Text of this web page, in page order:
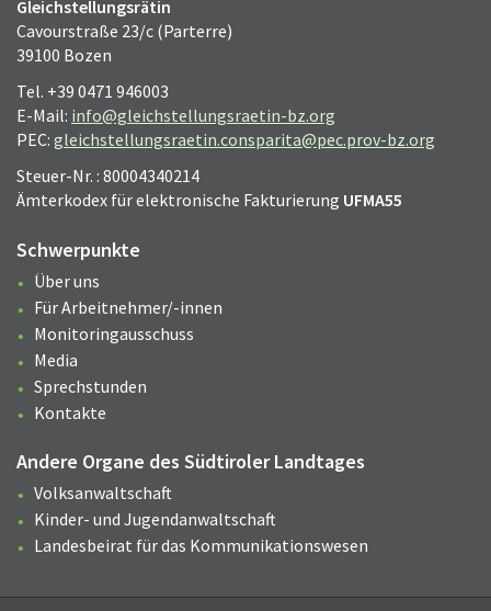
Gleichstellungsrätin
Cavourstraße 23/c (Parterre)
39100 Bozen
Tel. +39 0471 946003
E-Mail: info@gleichstellungsraetin-bz.org
PEC: gleichstellungsraetin.consparita@pec.prov-bz.org
Steuer-Nr. : 80004340214
Ämterkodex für elektronische Fakturierung UFMA55
Schwerpunkte
Über uns
Für Arbeitnehmer/-innen
Monitoringausschuss
Media
Sprechstunden
Kontakte
Andere Organe des Südtiroler Landtages
Volksanwaltschaft
Kinder- und Jugendanwaltschaft
Landesbeirat für das Kommunikationswesen